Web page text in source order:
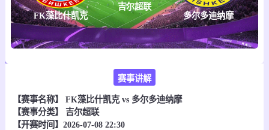
FK藻比什凯克
吉尔超联
多尔多迪纳摩
赛事讲解
【赛事名称】 FK藻比什凯克 vs 多尔多迪纳摩
【赛事分类】 吉尔超联
【开赛时间】2026-07-08 22:30